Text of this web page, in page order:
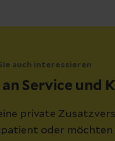
auch interessieren
an Service und
private
oder möchten